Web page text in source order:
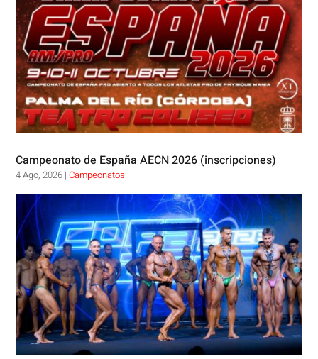
Campeonato de España AECN 2026 (inscripciones)
4 Ago, 2026 |Campeonatos